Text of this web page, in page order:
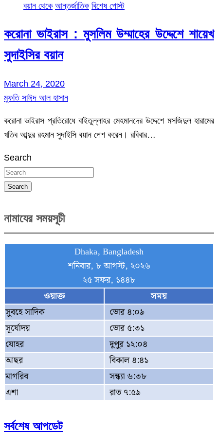
বয়ান থেকে আন্তর্জাতিক বিশেষ পোস্ট
করোনা ভাইরাস : মুসলিম উম্মাহের উদ্দেশে শায়েখ
সুদাইসির বয়ান
March 24, 2020
মুফতি সাঈদ আল হাসান
করোনা ভাইরাস প্রতিরোধে বাইতুল্লাহর মেহমানদের উদ্দেশে মসজিদুল হারামের
খতিব আব্দুর রহমান সুদাইসি বয়ান পেশ করেন। রবিবার…
Search
Search
নামাযের সময়সূচী
Dhaka, Bangladesh
শনিবার, ৮ আগস্ট, ২০২৬
২৫ সফর, ১৪৪৮
ওয়াক্ত
সময়
সুবহে সাদিক
ভোর ৪:০৯
সূর্যোদয়
ভোর ৫:৩১
যোহর
দুপুর ১২:০৪
আছর
বিকাল ৪:৪১
মাগরিব
সন্ধ্যা ৬:৩৮
এশা
রাত ৭:৫৯
সর্বশেষ আপডেট